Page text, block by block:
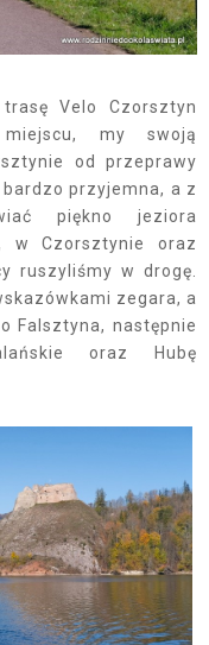
Velo Czorsztyn
my swoją
od przeprawy
przyjemna, a z
piękno jeziora
w Czorsztynie oraz
ruszyliśmy w drogę.
zegara, a
Falsztyna, następnie
oraz Hubę